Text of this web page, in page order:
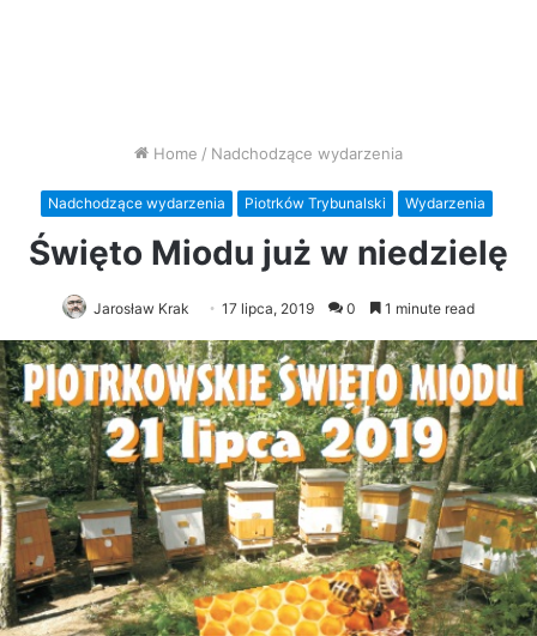
Home / Nadchodzące wydarzenia
Nadchodzące wydarzenia Piotrków Trybunalski Wydarzenia
Święto Miodu już w niedzielę
Jarosław Krak 17 lipca, 2019 0 1 minute read